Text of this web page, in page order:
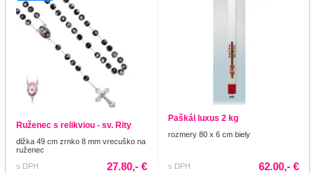
Ruženec s relikviou - sv. Rity
dlžka 49 cm zrnko 8 mm vrecuško na
ruženec
s DPH
27.80,- €
Paškál luxus 2 kg
rozmery 80 x 6 cm biely
s DPH 62.00,- €